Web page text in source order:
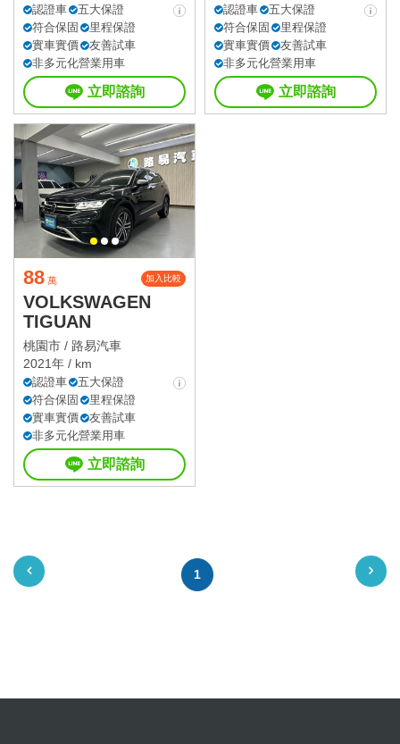
認證車
五大保證
符合保固
里程保證
實車實價
友善試車
非多元化營業用車
立即諮詢
認證車
五大保證
符合保固
里程保證
實車實價
友善試車
非多元化營業用車
立即諮詢
88 萬 加入比較
VOLKSWAGEN
TIGUAN
桃園市 / 路易汽車
2021年 / km
認證車
五大保證
符合保固
里程保證
實車實價
友善試車
非多元化營業用車
立即諮詢
1